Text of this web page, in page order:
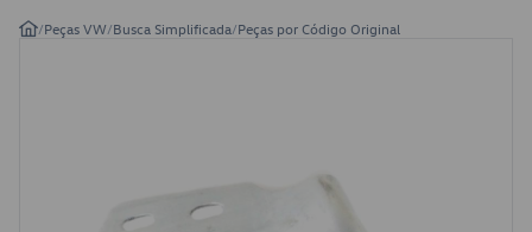
/Peças VW/Busca Simplificada/Peças por Código Original